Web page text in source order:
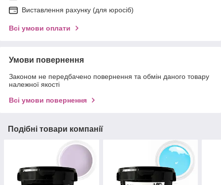
Виставлення рахунку (для юросіб)
Всі умови оплати
Умови повернення
Законом не передбачено повернення та обмін даного товару
належної якості
Всі умови повернення
Подібні товари компанії